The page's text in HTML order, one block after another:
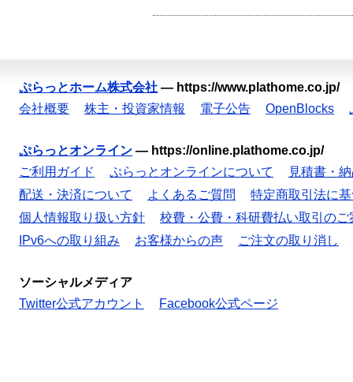
ぷらっとホーム株式会社 — https://www.plathome.co.jp/
会社概要
株主・投資家情報 電子公告 OpenBlocks
ぷらっとオンライン — https://online.plathome.co.jp/
ご利用ガイド
ぷらっとオンラインについて
見積書・
配送・決済について
よくあるご質問
特定商取引法に
個人情報取り扱い方針
校費・公費・科研費払い取引のご
IPv6への取り組み
お客様からの声 ご注文の取り消し
ソーシャルメディア
Twitter公式アカウント
Facebook公式ページ